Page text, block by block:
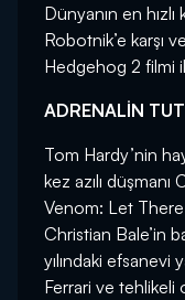
Dünyanın en hızlı
Robotnik’e karşı
Hedgehog 2 filmi
ADRENALİN
Tom Hardy’nin
kez azılı düşmanı
Venom: Let
Christian Bale’in
yılındaki efsanevi
Ferrari ve tehlikeli